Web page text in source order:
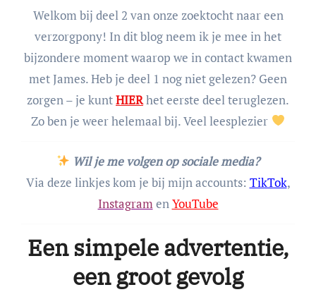
Welkom bij deel 2 van onze zoektocht naar een
verzorgpony! In dit blog neem ik je mee in het
bijzondere moment waarop we in contact kwamen
met James. Heb je deel 1 nog niet gelezen? Geen
zorgen – je kuntHIERhet eerste deel teruglezen.
Zo ben je weer helemaal bij. Veel leesplezier
Wil je me volgen op sociale media?
Via deze linkjes kom je bij mijn accounts: TikTok,
InstagramenYouTube
Een simpele advertentie,
een groot gevolg